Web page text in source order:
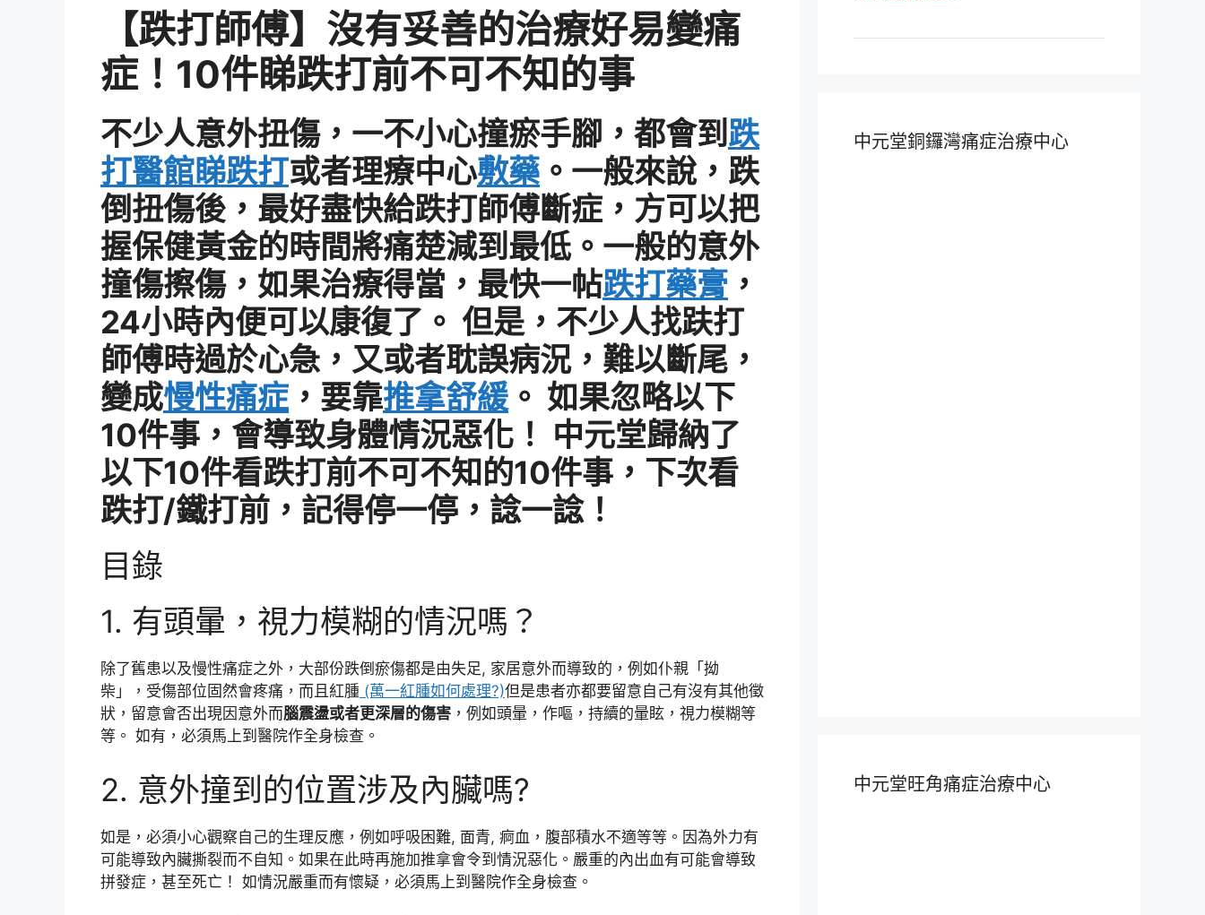
【跌打師傅】沒有妥善的治療好易變痛
症！10件睇跌打前不可不知的事
不少人意外扭傷，一不小心撞瘀手腳，都會到跌
打醫館睇跌打或者理療中心敷藥 。一般來說，跌
倒扭傷後，最好盡快給跌打師傅斷症，方可以把
握保健黃金的時間將痛楚減到最低。一般的意外
撞傷擦傷，如果治療得當，最快一帖跌打藥膏 ，
24小時內便可以康復了。 但是，不少人找趺打
師傅時過於心急，又或者耽誤病況，難以斷尾，
變成慢性痛症 ，要靠推拿舒緩 。 如果忽略以下
10件事，會導致身體情況惡化！ 中元堂歸納了
以下10件看跌打前不可不知的10件事，下次看
跌打/鐵打前，記得停一停，諗一諗！
目錄
1. 有頭暈，視力模糊的情況嗎？
除了舊患以及慢性痛症之外，大部份跌倒瘀傷都是由失足, 家居意外而導致的，例如仆親「拗
柴」，受傷部位固然會疼痛，而且紅腫 (萬一紅腫如何處理?)但是患者亦都要留意自己有沒有其他徵
狀，留意會否出現因意外而腦震盪或者更深層的傷害 ，例如頭暈，作嘔，持續的暈眩，視力模糊等
等。 如有，必須馬上到醫院作全身檢查。
2. 意外撞到的位置涉及內臟嗎?
如是，必須小心觀察自己的生理反應，例如呼吸困難, 面青, 痾血，腹部積水不適等等。因為外力有
可能導致內臟撕裂而不自知。如果在此時再施加推拿會令到情況惡化。嚴重的內出血有可能會導致
拼發症，甚至死亡！ 如情況嚴重而有懷疑，必須馬上到醫院作全身檢查。
中元堂銅鑼灣痛症治療中心
中元堂旺角痛症治療中心